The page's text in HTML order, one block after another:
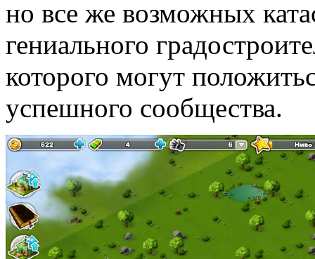
но все же возможных
гениального
которого могут
успешного сообщества.